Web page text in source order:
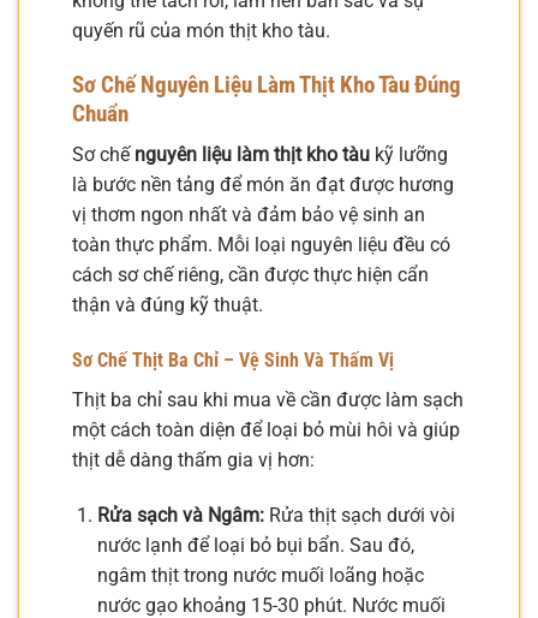
quyến rũ của món thịt kho tàu.
Sơ Chế Nguyên Liệu Làm Thịt Kho Tàu Đúng
Chuẩn
Sơ chế nguyên liệu làm thịt kho tàu kỹ lưỡng
là bước nền tảng để món ăn đạt được hương
vị thơm ngon nhất và đảm bảo vệ sinh an
toàn thực phẩm. Mỗi loại nguyên liệu đều có
cách sơ chế riêng, cần được thực hiện cẩn
thận và đúng kỹ thuật.
Sơ Chế Thịt Ba Chỉ – Vệ Sinh Và Thấm Vị
Thịt ba chỉ sau khi mua về cần được làm sạch
một cách toàn diện để loại bỏ mùi hôi và giúp
thịt dễ dàng thấm gia vị hơn:
Rửa sạch và Ngâm:Rửa thịt sạch dưới vòi
nước lạnh để loại bỏ bụi bẩn. Sau đó,
ngâm thịt trong nước muối loãng hoặc
nước gạo khoảng 15-30 phút. Nước muối